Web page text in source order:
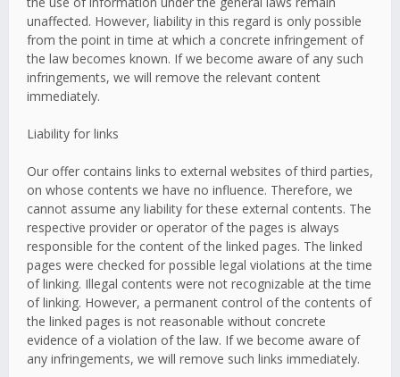
unaffected. However, liability in this regard is only possible
from the point in time at which a concrete infringement of
the law becomes known. If we become aware of any such
infringements, we will remove the relevant content
immediately.
Liability for links
Our offer contains links to external websites of third parties,
on whose contents we have no influence. Therefore, we
cannot assume any liability for these external contents. The
respective provider or operator of the pages is always
responsible for the content of the linked pages. The linked
pages were checked for possible legal violations at the time
of linking. Illegal contents were not recognizable at the time
of linking. However, a permanent control of the contents of
the linked pages is not reasonable without concrete
evidence of a violation of the law. If we become aware of
any infringements, we will remove such links immediately.